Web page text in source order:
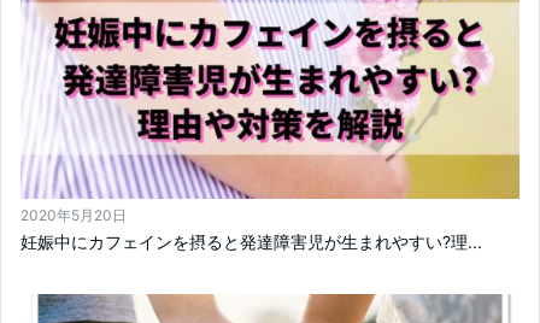
2020年5月20日
妊娠中にカフェインを摂ると発達障害児が生まれやすい?理...